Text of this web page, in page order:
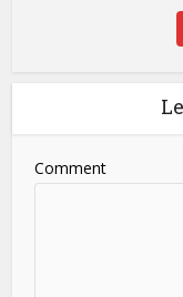
Comment